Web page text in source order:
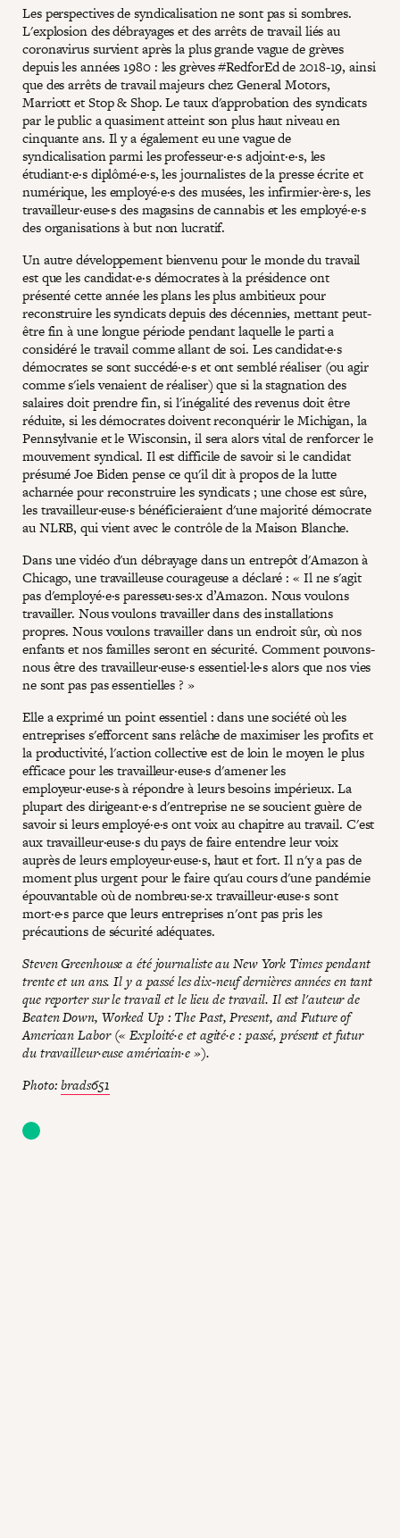
Les perspectives de syndicalisation ne sont pas si sombres.
L'explosion des débrayages et des arrêts de travail liés au
coronavirus survient après la plus grande vague de grèves
depuis les années 1980 : les grèves #RedforEd de 2018-19, ainsi
que des arrêts de travail majeurs chez General Motors,
Marriott et Stop & Shop. Le taux d'approbation des syndicats
par le public a quasiment atteint son plus haut niveau en
cinquante ans. Il y a également eu une vague de
syndicalisation parmi les professeur·e·s adjoint·e·s, les
étudiant·e·s diplômé·e·s, les journalistes de la presse écrite et
numérique, les employé·e·s des musées, les infirmier·ère·s, les
travailleur·euse·s des magasins de cannabis et les employé·e·s
des organisations à but non lucratif.
Un autre développement bienvenu pour le monde du travail
est que les candidat·e·s démocrates à la présidence ont
présenté cette année les plans les plus ambitieux pour
reconstruire les syndicats depuis des décennies, mettant peut-
être fin à une longue période pendant laquelle le parti a
considéré le travail comme allant de soi. Les candidat·e·s
démocrates se sont succédé·e·s et ont semblé réaliser (ou agir
comme s'iels venaient de réaliser) que si la stagnation des
salaires doit prendre fin, si l'inégalité des revenus doit être
réduite, si les démocrates doivent reconquérir le Michigan, la
Pennsylvanie et le Wisconsin, il sera alors vital de renforcer le
mouvement syndical. Il est difficile de savoir si le candidat
présumé Joe Biden pense ce qu'il dit à propos de la lutte
acharnée pour reconstruire les syndicats ; une chose est sûre,
les travailleur·euse·s bénéficieraient d'une majorité démocrate
au NLRB, qui vient avec le contrôle de la Maison Blanche.
Dans une vidéo d'un débrayage dans un entrepôt d'Amazon à
Chicago, une travailleuse courageuse a déclaré : « Il ne s'agit
pas d'employé·e·s paresseu·ses·x d’Amazon. Nous voulons
travailler. Nous voulons travailler dans des installations
propres. Nous voulons travailler dans un endroit sûr, où nos
enfants et nos familles seront en sécurité. Comment pouvons-
nous être des travailleur·euse·s essentiel·le·s alors que nos vies
ne sont pas pas essentielles ? »
Elle a exprimé un point essentiel : dans une société où les
entreprises s'efforcent sans relâche de maximiser les profits et
la productivité, l'action collective est de loin le moyen le plus
efficace pour les travailleur·euse·s d'amener les
employeur·euse·s à répondre à leurs besoins impérieux. La
plupart des dirigeant·e·s d'entreprise ne se soucient guère de
savoir si leurs employé·e·s ont voix au chapitre au travail. C'est
aux travailleur·euse·s du pays de faire entendre leur voix
auprès de leurs employeur·euse·s, haut et fort. Il n'y a pas de
moment plus urgent pour le faire qu'au cours d'une pandémie
épouvantable où de nombreu·se·x travailleur·euse·s sont
mort·e·s parce que leurs entreprises n'ont pas pris les
précautions de sécurité adéquates.
Steven Greenhouse a été journaliste au New York Times pendant
trente et un ans. Il y a passé les dix-neuf dernières années en tant
que reporter sur le travail et le lieu de travail. Il est l'auteur de
Beaten Down, Worked Up : The Past, Present, and Future of
American Labor (« Exploité·e et agité·e : passé, présent et futur
du travailleur·euse américain·e »).
Photo:brads651